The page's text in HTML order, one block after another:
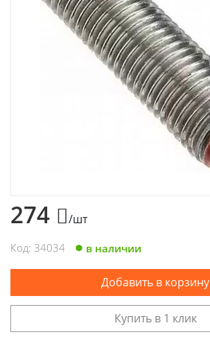
274 /шт
Код: 34034 в наличии
Добавить в корзину
Купить в 1 клик